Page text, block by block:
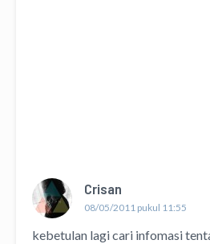
Crisan
08/05/2011 pukul 11:55
kebetulan lagi cari infomasi